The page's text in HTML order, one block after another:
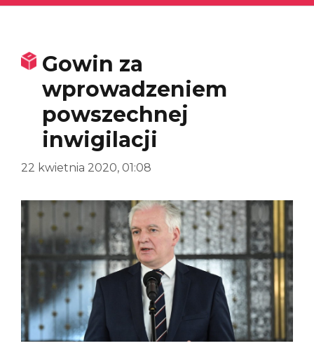
Gowin za
wprowadzeniem
powszechnej
inwigilacji
22 kwietnia 2020, 01:08